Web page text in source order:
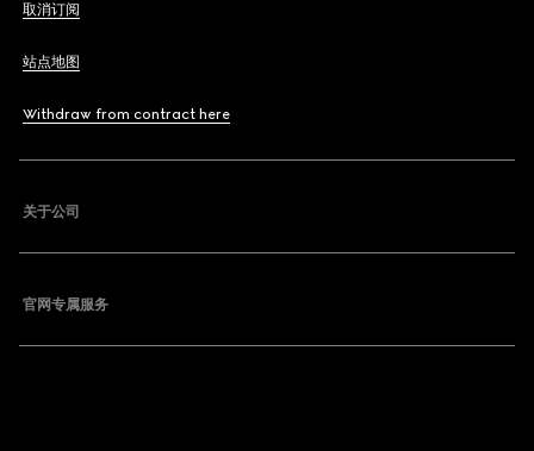
取消订阅
站点地图
Withdraw from contract here
关于公司
官网专属服务